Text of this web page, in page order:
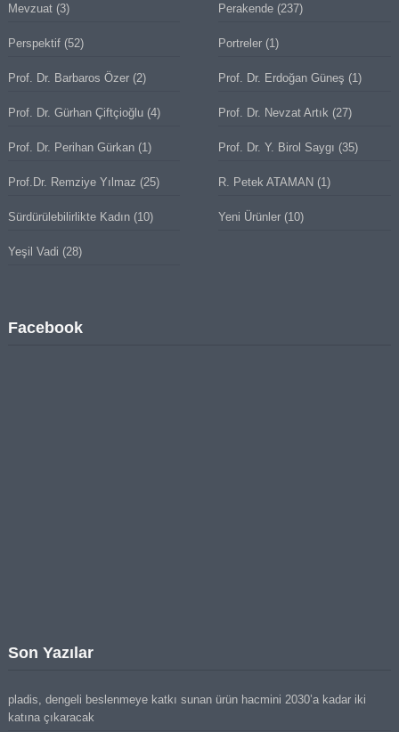
Mevzuat(3) Perakende (237)
Perspektif(52) Portreler (1)
Prof. Dr. Barbaros Özer(2) Prof. Dr. Erdoğan Güneş (1)
Prof. Dr. Gürhan Çiftçioğlu(4) Prof. Dr. Nevzat Artık (27)
Prof. Dr. Perihan Gürkan(1) Prof. Dr. Y. Birol Saygı (35)
Prof.Dr. Remziye Yılmaz (25) R. Petek ATAMAN (1)
Sürdürülebilirlikte Kadın(10) Yeni Ürünler (10)
Yeşil Vadi (28)
Facebook
Son Yazılar
pladis, dengeli beslenmeye katkı sunan ürün hacmini 2030’a kadar iki
katına çıkaracak